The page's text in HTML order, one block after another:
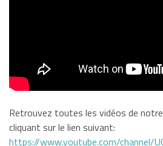
Retrouvez toutes les vidéos de notre
cliquant sur le lien suivant:
https://www.youtube.com/channel/